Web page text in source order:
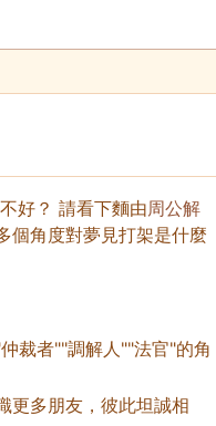
好？ 請看下麵由周公解
個角度對夢見打架是什麼
裁者""調解人""法官"的角
更多朋友，彼此坦誠相